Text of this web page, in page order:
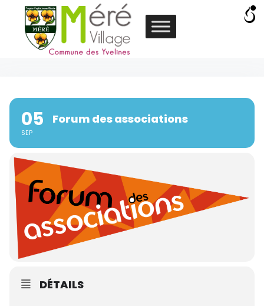
05
SEP
Forum des associations
DÉTAILS